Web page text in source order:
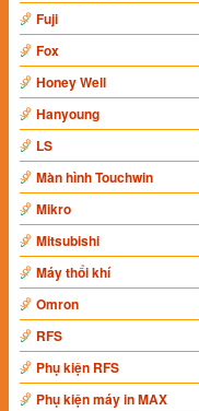
Fuji
Fox
Honey Well
Hanyoung
LS
Màn hình Touchwin
Mikro
Mitsubishi
Máy thổi khí
Omron
RFS
Phụ kiện RFS
Phụ kiện máy in MAX